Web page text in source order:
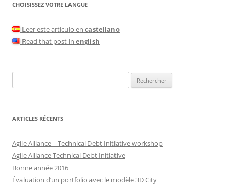
CHOISISSEZ VOTRE LANGUE
Leer este articulo en castellano
Read that post in english
ARTICLES RÉCENTS
Agile Alliance – Technical Debt Initiative workshop
Agile Alliance Technical Debt Initiative
Bonne année 2016
Évaluation d’un portfolio avec le modèle 3D City